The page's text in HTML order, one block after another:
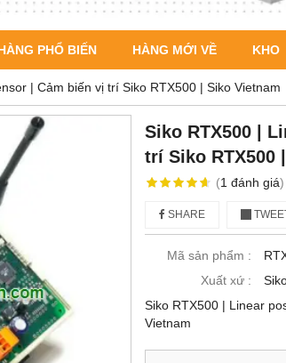
PHỔ BIẾN HÀNG MỚI VỀ KHO
| Cảm biến vị trí Siko RTX500 | Siko Vietnam
Siko RTX500 |
trí Siko RTX500
(1 đánh giá)
SHARE
Mã sản phẩm :
Xuất xứ :
Siko RTX500 | Linear
Vietnam